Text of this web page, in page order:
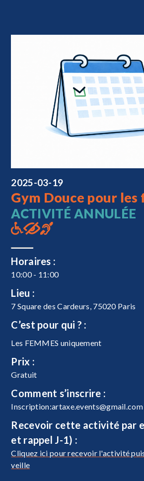
2025-03-19
Gym Douce pour les
ACTIVITÉ ANNULÉE
Horaires :
10:00 - 11:00
Lieu :
7 Square des Cardeurs, 75020 Paris
C’est pour qui ? :
Les FEMMES uniquement
Prix :
Gratuit
Comment s’inscrire :
Inscription:artaxe.events@gmail.com
Recevoir cette activité par
et rappel J-1) :
Cliquez ici pour recevoir l'activité
veille